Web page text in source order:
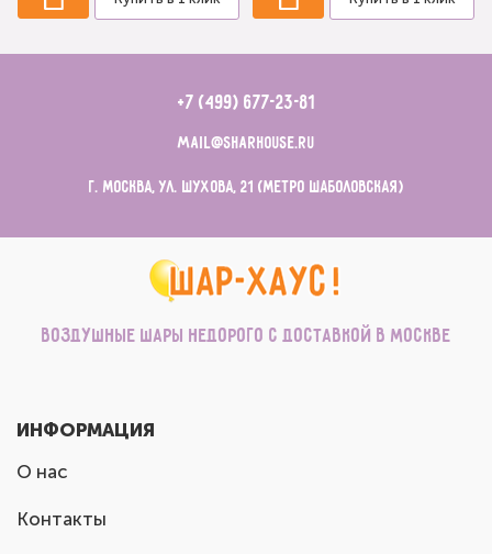
+7 (499) 677-23-81
mail@sharhouse.ru
г. Москва, ул. Шухова, 21 (метро Шаболовская)
Воздушные шары недорого с доставкой в Москве
ИНФОРМАЦИЯ
О нас
Контакты